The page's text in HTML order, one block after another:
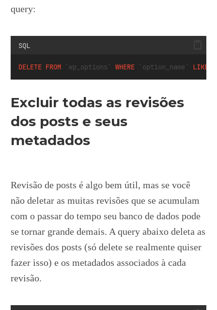
query:
SQL
DELETE FROM `wp_options` WHERE `option_name` LIKE
Excluir todas as revisões
dos posts e seus
metadados
Revisão de posts é algo bem útil, mas se você
não deletar as muitas revisões que se acumulam
com o passar do tempo seu banco de dados pode
se tornar grande demais. A query abaixo deleta as
revisões dos posts (só delete se realmente quiser
fazer isso) e os metadados associados à cada
revisão.